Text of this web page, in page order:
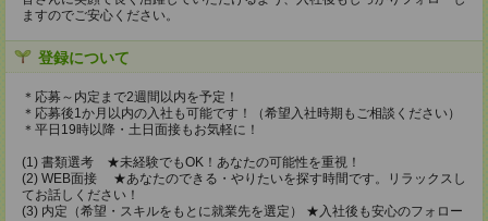
ますのでご安心ください。
登録について
＊応募～内定まで2週間以内を予定！
＊応募後1か月以内の入社も可能です！（希望入社時期もご相談ください）
＊平日19時以降・土日面接もお気軽に！
(1) 書類選考 ★未経験でもOK！あなたの可能性を重視！
(2) WEB面接 ★あなたのできる・やりたいを探す時間です。リラックスし
てお話しください！
(3) 内定（希望・スキルをもとに就業先を選定） ★入社後も安心のフォロー